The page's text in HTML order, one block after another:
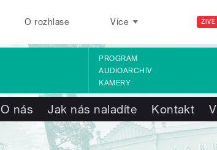
ŽIVĚ
O rozhlase Více
PROGRAM
AUDIOARCHIV
KAMERY
O nás Jak nás naladíte Kontakt